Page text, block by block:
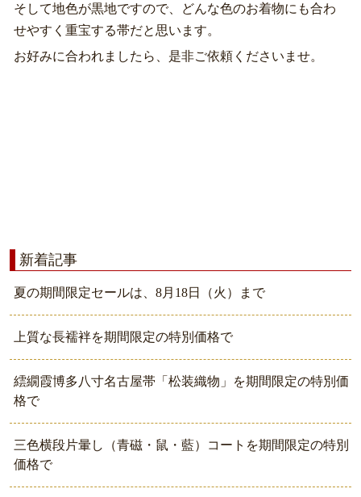
そして地色が黒地ですので、どんな色のお着物にも合わ
せやすく重宝する帯だと思います。
お好みに合われましたら、是非ご依頼くださいませ。
新着記事
夏の期間限定セールは、8月18日（火）まで
上質な長襦袢を期間限定の特別価格で
繧繝霞博多八寸名古屋帯「松装織物」を期間限定の特別価
格で
三色横段片暈し（青磁・鼠・藍）コートを期間限定の特別
価格で